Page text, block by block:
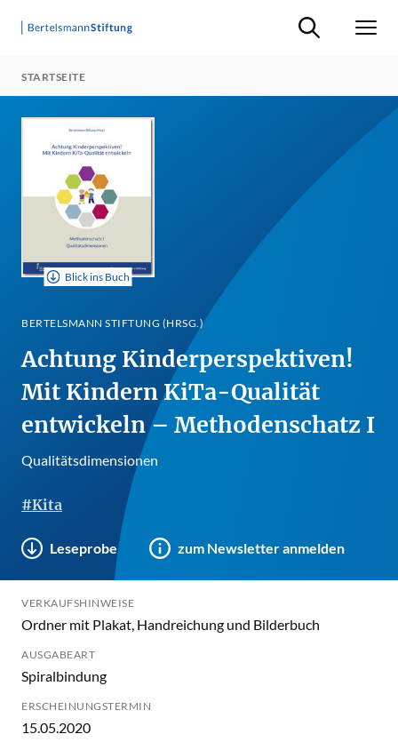
Suche ein-/
STARTSEITE
Blick ins Buch
BERTELSMANN STIFTUNG (HRSG.)
Achtung Kinderperspektiven!
Mit Kindern KiTa-Qualität
entwickeln – Methodenschatz I
Qualitätsdimensionen
#Kita
Leseprobe zum Newsletter anmelden
VERKAUFSHINWEISE
Ordner mit Plakat, Handreichung und Bilderbuch
AUSGABEART
Spiralbindung
ERSCHEINUNGSTERMIN
15.05.2020